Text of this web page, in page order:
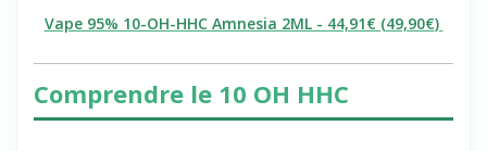
Vape 95% 10-OH-HHC Amnesia 2ML - 44,91€ (49,90€)
Comprendre le 10 OH HHC